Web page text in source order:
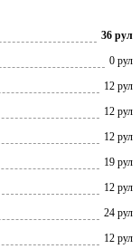
36 рул
0 рул
12 рул
12 рул
12 рул
19 рул
12 рул
24 рул
12 рул